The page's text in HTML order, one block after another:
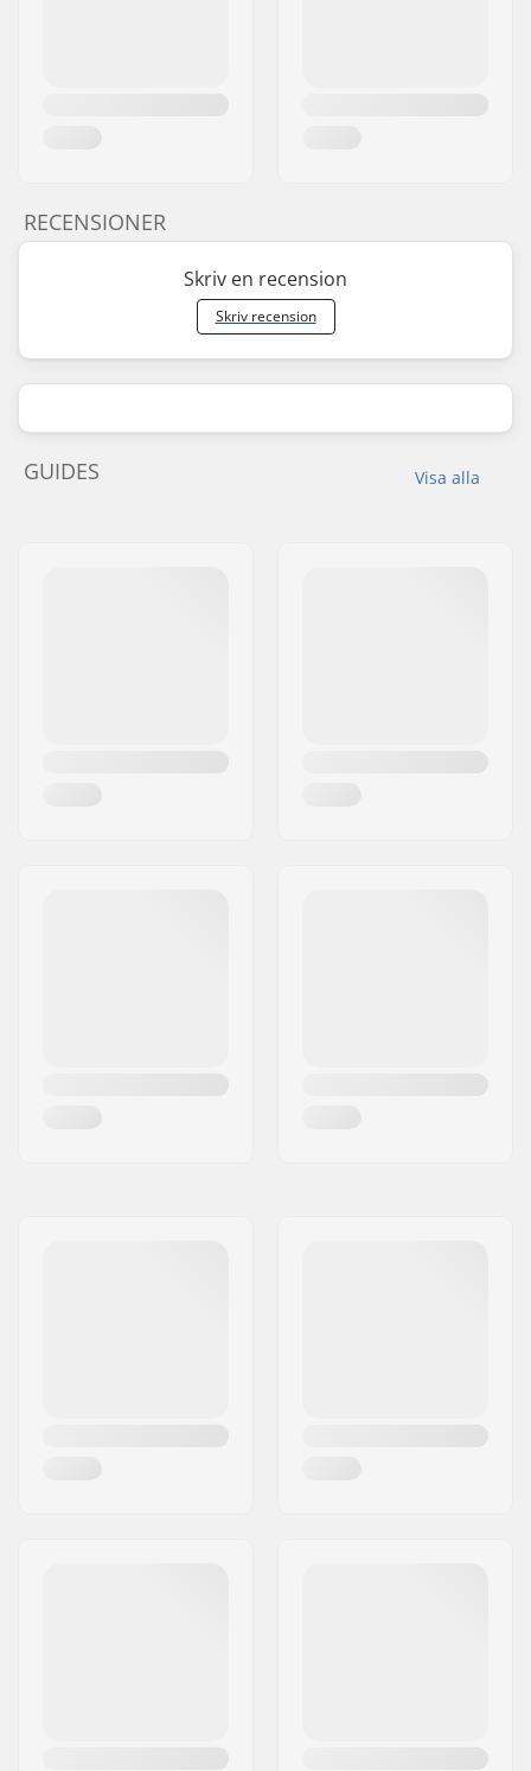
RECENSIONER
Skriv en recension
Skriv recension
Visa alla
GUIDES